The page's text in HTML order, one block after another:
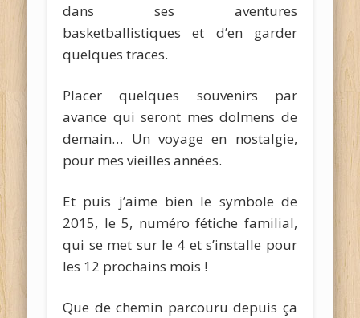
dans ses aventures
basketballistiques et d’en garder
quelques traces.
Placer quelques souvenirs par
avance qui seront mes dolmens de
demain… Un voyage en nostalgie,
pour mes vieilles années.
Et puis j’aime bien le symbole de
2015, le 5, numéro fétiche familial,
qui se met sur le 4 et s’installe pour
les 12 prochains mois !
Que de chemin parcouru depuis ça